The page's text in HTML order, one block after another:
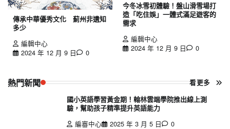
傳承中華優秀文化 薊州非遺知
多少
編輯中心
2024 年 12 月 9 日
0
今冬冰雪初體驗！盤山滑雪場打
造「吃住娛」一體式滿足遊客的
需求
編輯中心
2024 年 12 月 9 日
0
熱門新聞 看更多
國小英語學習黃金期！翰林雲端學院推出線上測
驗，幫助孩子精準提升英語能力
編審中心
2025 年 3 月 5 日
0